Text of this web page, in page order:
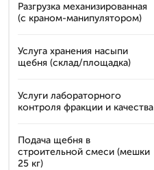
Разгрузка механизированная
(с краном-манипулятором)
Услуга хранения насыпи
щебня (склад/площадка)
Услуги лабораторного
контроля фракции и качества
Подача щебня в
строительной смеси (мешки
25 кг)